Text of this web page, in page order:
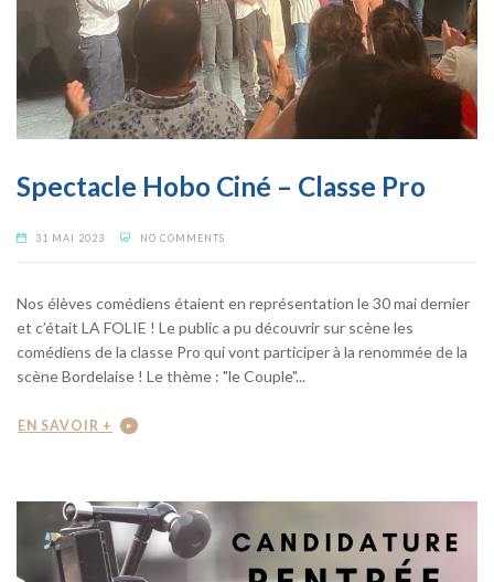
Spectacle Hobo Ciné – Classe Pro
31 MAI 2023 NO COMMENTS
Nos élèves comédiens étaient en représentation le 30 mai dernier
et c’était LA FOLIE ! Le public a pu découvrir sur scène les
comédiens de la classe Pro qui vont participer à la renommée de la
scène Bordelaise ! Le thème : "le Couple"...
EN SAVOIR +